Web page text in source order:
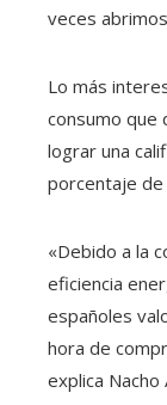
veces
Lo más
consumo que
lograr una
porcentaje
«Debido a la
eficiencia
españoles
hora de
explica